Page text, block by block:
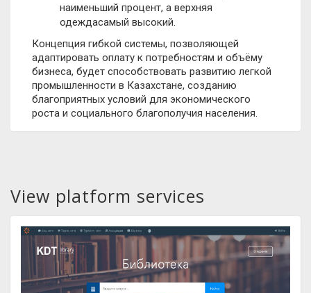
наименьший процент, а верхняя
одеждасамый высокий.
Концепция гибкой системы, позволяющей
адаптировать оплату к потребностям и объёму
бизнеса, будет способствовать развитию легкой
промышленности в Казахстане, созданию
благоприятных условий для экономического
роста и социального благополучия населения.
View platform services